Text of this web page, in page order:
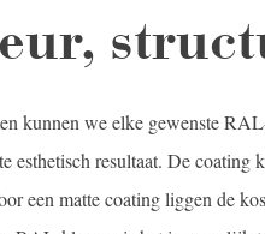
kunnen we elke gewenste
esthetisch resultaat. De
een matte coating liggen de